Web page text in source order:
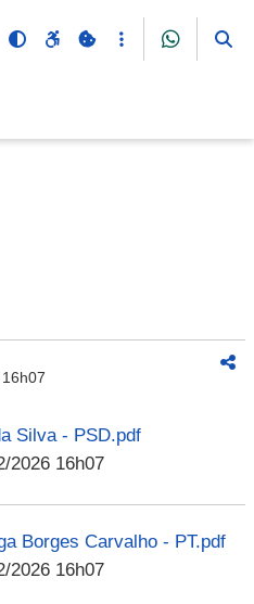
Silva - PSD.pdf
2026 16h07
Borges Carvalho - PT.pdf
2026 16h07